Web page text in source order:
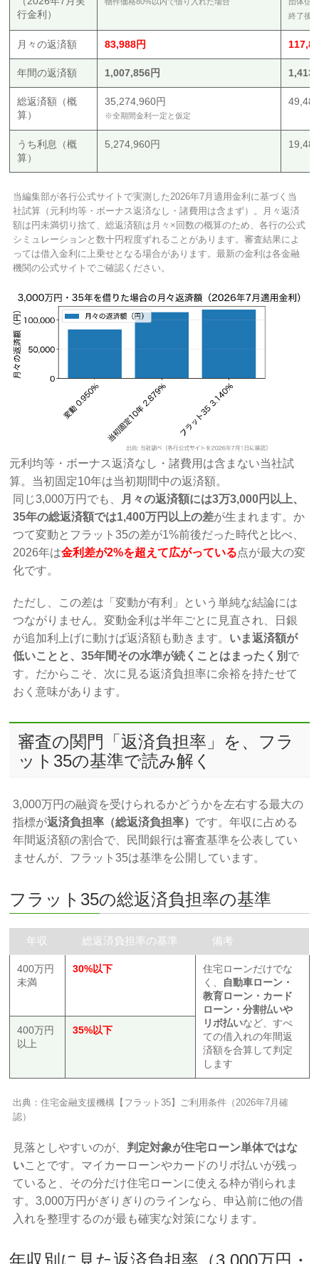
行金利）
終了後
月々の返済額 83,988円
年間の返済額 1,007,856円
総返済額（概
算）
35,274,960円
※全期間金利一定と仮定
うち利息（概
算）
5,274,960円
当編集部が各行公式サイトで実測した2026年7月適用金利に基づく当
社試算（元利均等・ボーナス返済なし・諸費用は含まず）。月々返済
額は円未満切り捨て、総返済額は月々×回数の概算のため、各行の公式
シミュレーションと数十円程度ずれることがあります。審査結果によ
っては借入金利に上乗せとなる場合があります。最新の金利は各金融
機関の公式サイトでご確認ください。
元利均等・ボーナス返済なし・諸費用は含まない当社試
算。当初固定10年は当初期間中の返済額。
同じ3,000万円でも、
月々の返済額には3万3,000円以上、
35年の総返済額では1,400万円以上の差が生まれます。か
つて変動とフラット35の差が1%前後だった時代と比べ、
2026年は金利差が2%を超えて広がっている点が最大の変
化です。
ただし、この差は「変動が有利」という単純な結論には
つながりません。変動金利は半年ごとに見直され、日銀
が追加利上げに動けば返済額も動きます。 いま返済額が
低いことと、35年間その水準が続くことはまったく別 で
す。だからこそ、次に見る返済負担率に余裕を持たせて
おく意味があります。
審査の関門「返済負担率」を、フラ
ット35の基準で読み解く
3,000万円の融資を受けられるかどうかを左右する最大の
指標が返済負担率（総返済負担率） です。年収に占める
年間返済額の割合で、民間銀行は審査基準を公表してい
ませんが、フラット35は基準を公開しています。
フラット35の総返済負担率の基準
年収 総返済負担率の基準 備考
400万円
未満
30%以下
住宅ローンだけでな
く、
自動車ローン・
教育ローン・カード
ローン・分割払いや
リボ払いなど、すべ
ての借入れの年間返
済額を合算して判定
します
400万円
以上
35%以下
出典：住宅金融支援機構【フラット35】ご利用条件（2026年7月確
認）
見落としやすいのが、 判定対象が住宅ローン単体ではな
いことです。マイカーローンやカードのリボ払いが残っ
ていると、その分だけ住宅ローンに使える枠が削られま
す。3,000万円がぎりぎりのラインなら、申込前に他の借
入れを整理するのが最も確実な対策になります。